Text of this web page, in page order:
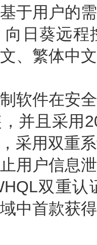
于用户的
向日葵远
、繁体中
件在安全
并且采用
采用双重
用户信息
双重
中首款获